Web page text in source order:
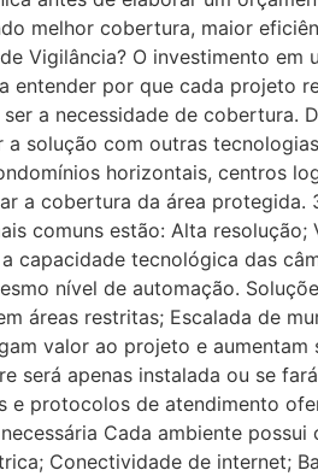
melhor cobertura, maior
Vigilância? O investimento
entender por que cada projeto
a necessidade de cobertura.
a solução com outras
horizontais, centros
a cobertura da área protegida.
comuns estão: Alta
capacidade tecnológica das
nível de automação.
áreas restritas; Escalada de
valor ao projeto e
será apenas instalada ou se
e protocolos de atendimento
Cada ambiente
Conectividade de internet;